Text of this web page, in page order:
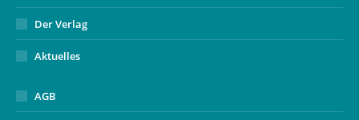
Der Verlag
Aktuelles
AGB